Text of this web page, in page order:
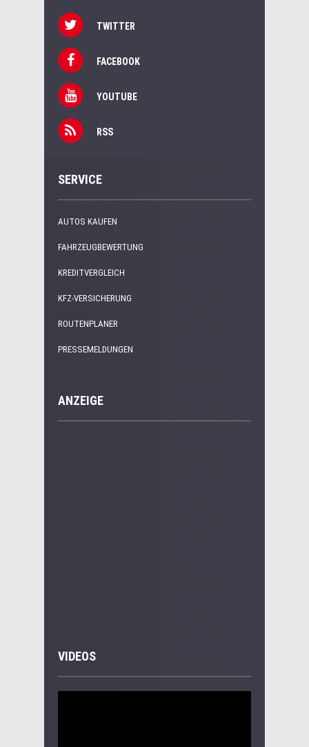
TWITTER
FACEBOOK
YOUTUBE
RSS
SERVICE
AUTOS KAUFEN
FAHRZEUGBEWERTUNG
KREDITVERGLEICH
KFZ-VERSICHERUNG
ROUTENPLANER
PRESSEMELDUNGEN
ANZEIGE
VIDEOS